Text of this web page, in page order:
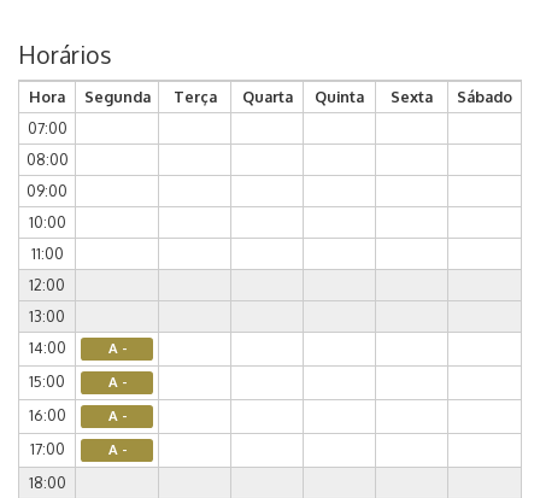
Horários
Hora Segunda Terça Quarta Quinta Sexta
Sábado
07:00
08:00
09:00
10:00
11:00
12:00
13:00
14:00
A -
15:00 A -
16:00 A -
17:00 A -
18:00